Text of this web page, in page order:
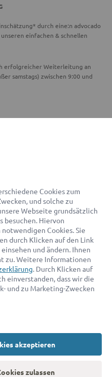
durch eine:n advocado
einfachen & schnellen
erfolgreicher Weiterleitung an
samstags) zwischen 9:00 und
Uhr für Sie erreichbar.
passenden Rechtsanwalt finden
FaktenAGB
Cookies zum
und solche zu
Webseite grundsätzlich
besuchen. Hiervon
Cookies. Sie
durch Klicken auf den Link
und ändern. Ihnen
zu. Weitere Informationen
. Durch Klicken auf
einverstanden, dass wir die
und zu Marketing-Zwecken
akzeptieren
zulassen